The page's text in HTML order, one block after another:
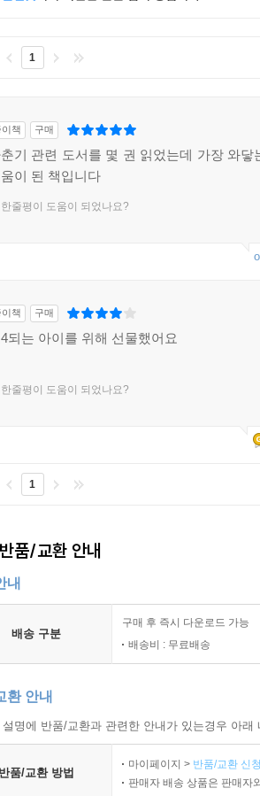
1
이책 구매
기 관련 도서를 몇 권 읽었는데 가장 와닿
이 된 책입니다
줄평이 도움이 되었나요?
이책 구매
되는 아이를 위해 선물했어요
줄평이 도움이 되었나요?
1
품/교환 안내
내
배송 구분
구매 후 즉시 다운로드 가능
배송비 : 무료배송
환 안내
명에 반품/교환과 관련한 안내가 있는경우 아
반품/교환 방법
마이페이지 > 반품/교환 신
판매자 배송 상품은 판매자